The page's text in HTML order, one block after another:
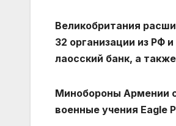
Великобритания
32 организации из РФ
лаосский банк, а
Минобороны Армении
военные учения Eagle